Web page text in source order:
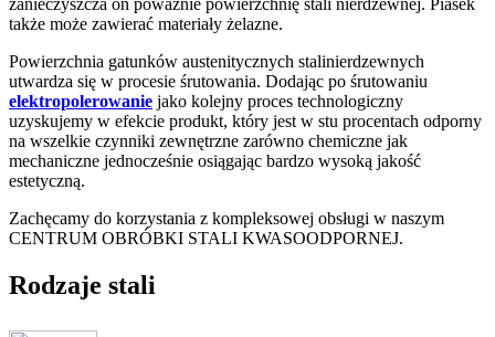
także może zawierać materiały żelazne.
Powierzchnia gatunków austenitycznych stalinierdzewnych
utwardza się w procesie śrutowania. Dodając po śrutowaniu
elektropolerowanie jako kolejny proces technologiczny
uzyskujemy w efekcie produkt, który jest w stu procentach odporny
na wszelkie czynniki zewnętrzne zarówno chemiczne jak
mechaniczne jednocześnie osiągając bardzo wysoką jakość
estetyczną.
Zachęcamy do korzystania z kompleksowej obsługi w naszym
CENTRUM OBRÓBKI STALI KWASOODPORNEJ.
Rodzaje stali